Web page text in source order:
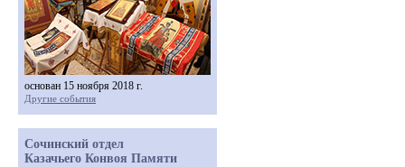
основан 15 ноября 2018 г.
Другие события
Сочинский отдел
Казачьего Конвоя Памяти